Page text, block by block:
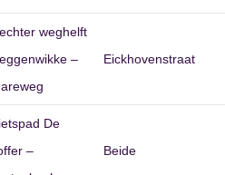
weghelft
–
Eickhovenstraat
De
–
Beide